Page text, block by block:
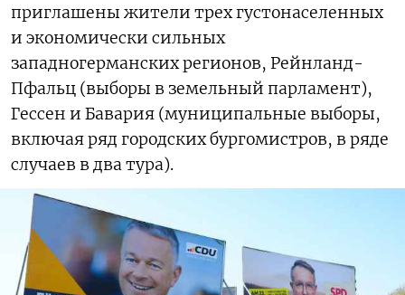
приглашены жители трех густонаселенных
и экономически сильных
западногерманских регионов, Рейнланд-
Пфальц (выборы в земельный парламент),
Гессен и Бавария (муниципальные выборы,
включая ряд городских бургомистров, в ряде
случаев в два тура).